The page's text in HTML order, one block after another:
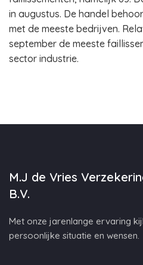
in augustus. De handel
met de meeste bedrijven.
september de meeste
sector industrie.
M.J de Vries
B.V.
Met onze jarenlange ervaring
persoonlijke situatie en wensen.